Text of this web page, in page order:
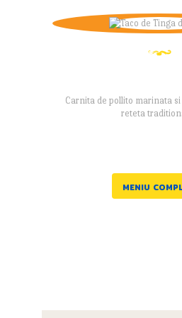
Carnita de pollito marinata
reteta
MENIU